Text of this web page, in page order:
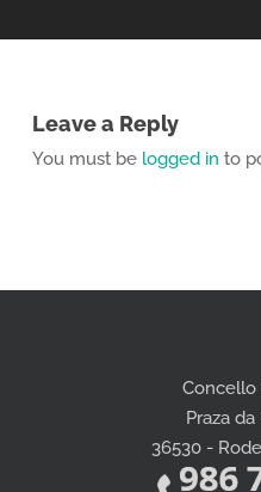
Leave a Reply
You must be logged in to
Concello
Praza
36530 -